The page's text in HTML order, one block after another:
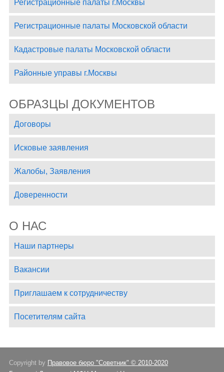
Регистрационные палаты г.Москвы
Регистрационные палаты Московской области
Кадастровые палаты Московской области
Районные управы г.Москвы
ОБРАЗЦЫ ДОКУМЕНТОВ
Договоры
Исковые заявления
Жалобы, Заявления
Доверенности
О НАС
Наши партнеры
Вакансии
Приглашаем к сотрудничеству
Посетителям сайта
Copyright by Правовое бюро "Советник" © 2010-2020